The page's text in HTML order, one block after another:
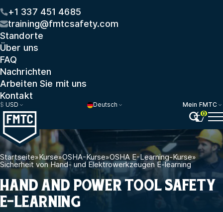
+1 337 451 4685
training@fmtcsafety.com
Standorte
Über uns
FAQ
Nachrichten
Arbeiten Sie mit uns
Kontakt
$ USD Deutsch
Mein FMTC
0
Startseite»Kurse»OSHA-Kurse»OSHA E-Learning-Kurse»
Sicherheit von Hand- und Elektrowerkzeugen E-learning
HAND AND POWER TOOL SAFETY
E-LEARNING